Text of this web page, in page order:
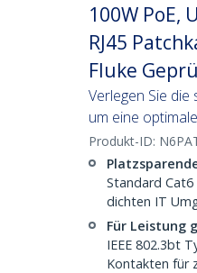
100W PoE,
RJ45
Fluke
Verlegen Sie
um eine
Produkt-ID:
Standard
dichten IT
Für Leistung
IEEE 802.3bt
Kontakten für